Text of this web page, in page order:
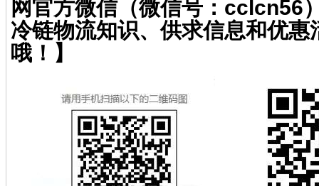
网官方微信（微信号：cclcn56
冷链物流知识、供求信息和优惠
哦！】